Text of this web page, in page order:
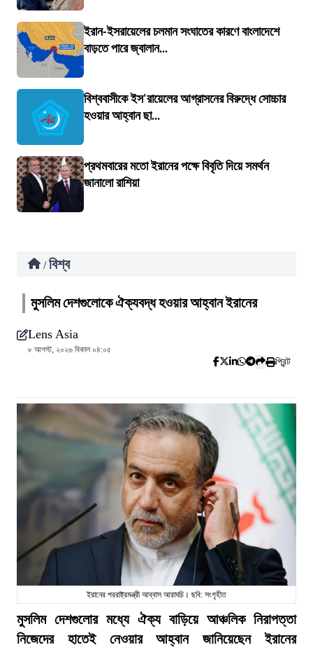
ইরান-ইসরায়েলের চলমান সংঘাতের কারণে বাংলাদেশে
বাড়তে পারে জ্বালান...
বিশ্ববাসীকে ইস'রায়েলের আগ্রাসনের বিরুদ্ধে সোচ্চার
হওয়ার আহ্বান ছা...
প্রথমবারের মতো ইরানের পক্ষে বিবৃতি দিয়ে সমর্থন
জানালো রাশিয়া
/ বিশ্ব
মুসলিম দেশগুলোকে ঐক্যবদ্ধ হওয়ার আহ্বান ইরানের
Lens Asia
৮ আগস্ট, ২০২৬ বিকাল ০৪:০৫
প্রিন্ট
ইরানের পররাষ্ট্রমন্ত্রী আব্বাস আরাঘচি। ছবি: সংগৃহীত
মুসলিম দেশগুলোর মধ্যে ঐক্য বাড়িয়ে আঞ্চলিক নিরাপত্তা
নিজেদের হাতেই নেওয়ার আহ্বান জানিয়েছেন ইরানের